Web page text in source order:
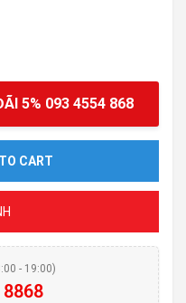
5% 093 4554 868
CART
- 19:00)